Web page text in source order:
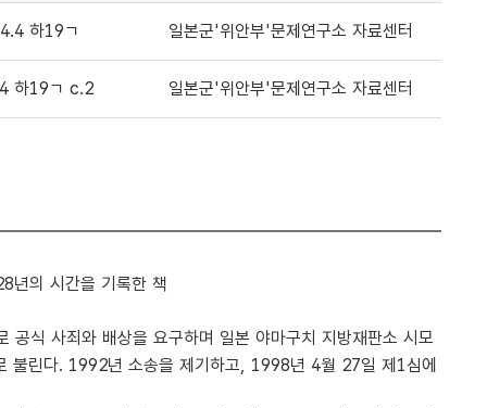
하19ㄱ 일본군'위안부'문제연구소 자료센터
하19ㄱ c.2 일본군'위안부'문제연구소 자료센터
년의 시간을 기록한 책
공식 사죄와 배상을 요구하며 일본 야마구치 지방재판소 시모
불린다. 1992년 소송을 제기하고, 1998년 4월 27일 제1심에